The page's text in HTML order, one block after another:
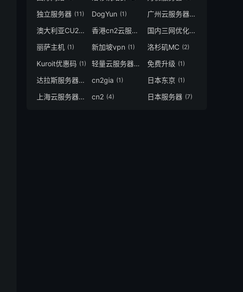
独立服务器 (11) DogYun (1) 广州云服务器
(1)
澳大利亚CU2
(1) 香港cn2云服务器 (1) 国内三网优化线路
丽萨主机 (1) 新加坡vpn (1) 洛杉矶MC (2)
Kuroit优惠码 (1) 轻量云服务器(2) 免费升级 (1)
达拉斯服务器(3) cn2gia (1) 日本东京 (1)
上海云服务器
(1) cn2 (4) 日本服务器 (7)